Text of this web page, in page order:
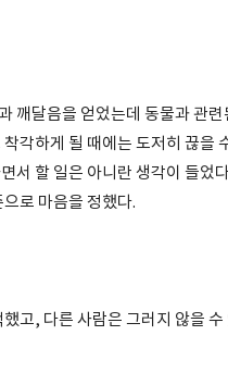
깨달음을 얻었는데 동물과 관
각하게 될 때에는 도저히 끊을
서 할 일은 아니란 생각이 들었
로 마음을 정했다.
고, 다른 사람은 그러지 않을